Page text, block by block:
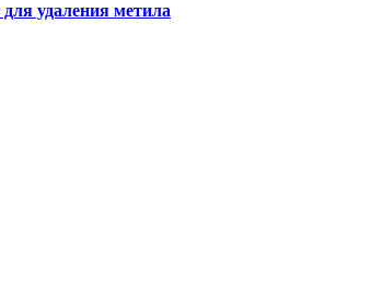
удаления метила